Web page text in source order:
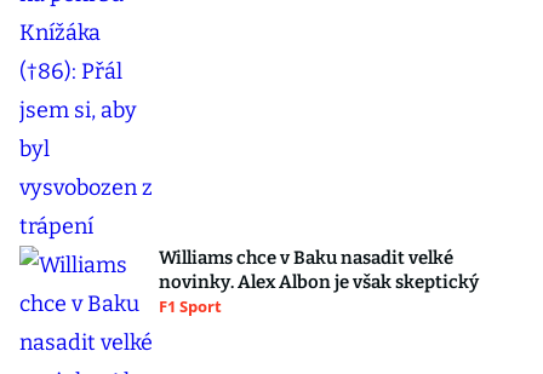
Williams chce v Baku nasadit velké
novinky. Alex Albon je však skeptický
F1 Sport